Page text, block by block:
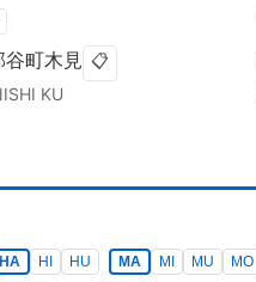
谷町木見 📋
KU
HA HI HU MA MI MU MO